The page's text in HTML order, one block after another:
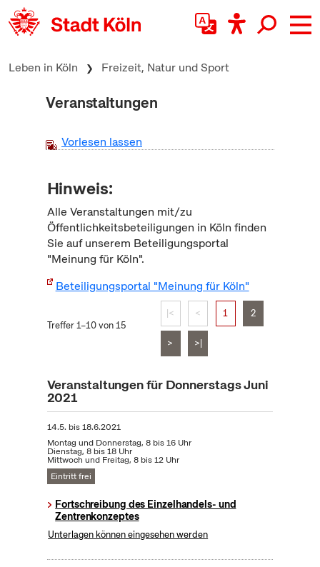
zum Inhalt springen
Leben in Köln Freizeit, Natur und Sport
Veranstaltungen
Vorlesen lassen
Hinweis:
Alle Veranstaltungen mit/zu
Öffentlichkeitsbeteiligungen in Köln finden
Sie auf unserem Beteiligungsportal
"Meinung für Köln".
Beteiligungsportal "Meinung für Köln"
Treffer 1–10 von 15
|< < 1 2
> >|
Veranstaltungen für Donnerstags Juni
2021
14.5. bis18.6.2021
Montag und Donnerstag, 8 bis 16 Uhr
Dienstag, 8 bis 18 Uhr
Mittwoch und Freitag, 8 bis 12 Uhr
Eintritt frei
Fortschreibung des Einzelhandels- und
Zentrenkonzeptes
Unterlagen können eingesehen werden